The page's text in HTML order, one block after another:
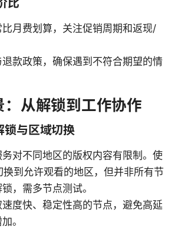
月费划算，关注促销周期和返现/
款政策，确保遇到不符合期望的情
：从解锁到工作协作
锁与区域切换
对不同地区的版权内容有限制。使
换到允许观看的地区，但并非所有节
，需多节点测试。
度快、稳定性高的节点，避免高延
。